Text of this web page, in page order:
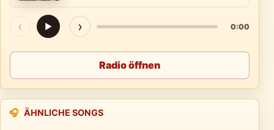
‹ ▶ › 0:00
Radio öffnen
🎧 ÄHNLICHE SONGS